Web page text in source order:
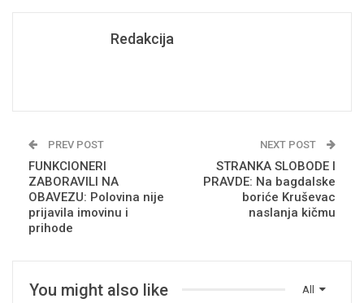
Redakcija
PREV POST
FUNKCIONERI
ZABORAVILI NA
OBAVEZU: Polovina nije
prijavila imovinu i
prihode
NEXT POST
STRANKA SLOBODE I
PRAVDE: Na bagdalske
boriće Kruševac
naslanja kičmu
All
You might also like